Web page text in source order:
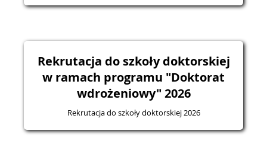
Rekrutacja do szkoły doktorskiej
w ramach programu "Doktorat
wdrożeniowy" 2026
Rekrutacja do szkoły doktorskiej 2026